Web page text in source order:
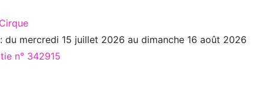
du mercredi 15 juillet 2026 audimanche 16 août 2026
n° 342915